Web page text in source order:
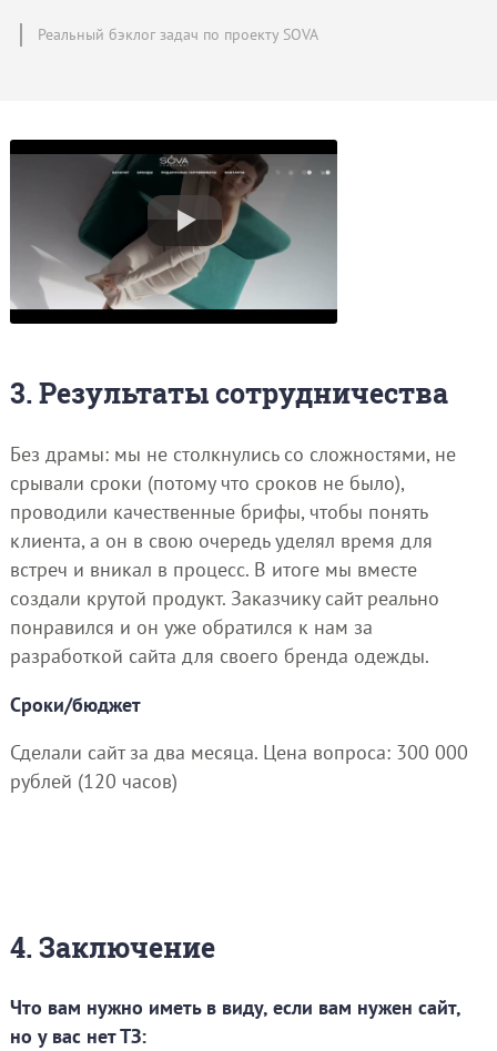
Реальный бэклог задач по проекту SOVA
3. Результаты сотрудничества
Без драмы: мы не столкнулись со сложностями, не
срывали сроки (потому что сроков не было),
проводили качественные брифы, чтобы понять
клиента, а он в свою очередь уделял время для
встреч и вникал в процесс. В итоге мы вместе
создали крутой продукт. Заказчику сайт реально
понравился и он уже обратился к нам за
разработкой сайта для своего бренда одежды.
Сроки/бюджет
Сделали сайт за два месяца. Цена вопроса: 300 000
рублей (120 часов)
4. Заключение
Что вам нужно иметь в виду, если вам нужен сайт,
но у вас нет ТЗ: